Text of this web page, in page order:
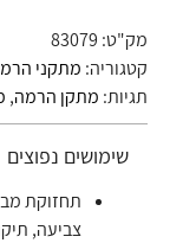
מק"ט: 83079
קטגוריה: מתקני
תגיות: מתקן הרמה,
שימושים נפוצים
תחזוקת
צביעה,